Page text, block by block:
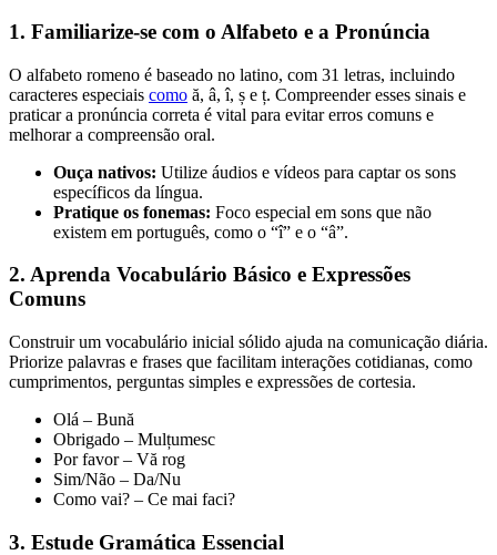
1. Familiarize-se com o Alfabeto e a Pronúncia
O alfabeto romeno é baseado no latino, com 31 letras, incluindo
caracteres especiais como ă, â, î, ș e ț. Compreender esses sinais e
praticar a pronúncia correta é vital para evitar erros comuns e
melhorar a compreensão oral.
Ouça nativos: Utilize áudios e vídeos para captar os sons
específicos da língua.
Pratique os fonemas: Foco especial em sons que não
existem em português, como o “î” e o “â”.
2. Aprenda Vocabulário Básico e Expressões
Comuns
Construir um vocabulário inicial sólido ajuda na comunicação diária.
Priorize palavras e frases que facilitam interações cotidianas, como
cumprimentos, perguntas simples e expressões de cortesia.
Olá – Bună
Obrigado – Mulțumesc
Por favor – Vă rog
Sim/Não – Da/Nu
Como vai? – Ce mai faci?
3. Estude Gramática Essencial